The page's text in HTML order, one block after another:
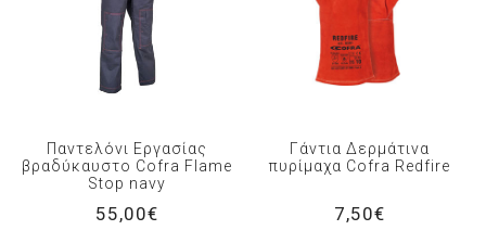
Παντελόνι Εργασίας
βραδύκαυστο Cofra Flame
Stop navy
55,00€
Γάντια Δερμάτινα
πυρίμαχα Cofra Redfire
7,50€